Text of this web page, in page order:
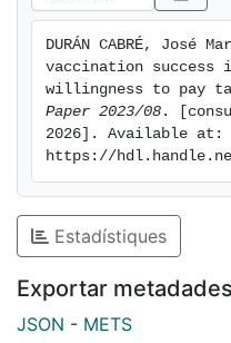
DURÁN CABRÉ, José
vaccination success
willingness to pay
Paper 2023/08 .
2026]. Available at:
https://
Estadístiques
Exportar metadades
JSON - METS